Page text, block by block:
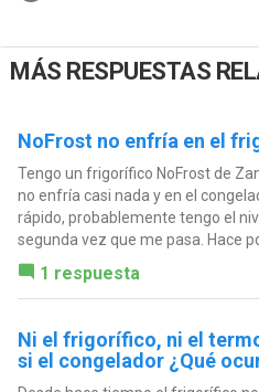
MÁS RESPUESTAS
NoFrost no enfría en el
Tengo un frigorífico NoFrost de
no enfría casi nada y en el
rápido, probablemente tengo el
segunda vez que me pasa. Hace
1 respuesta
Ni el frigorífico, ni el
si el congelador ¿Qué